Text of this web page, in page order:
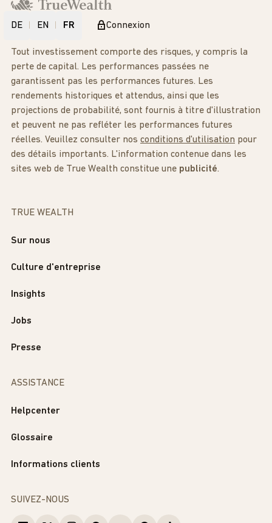
DE EN FR Connexion
Tout investissement comporte des risques, y compris la
perte de capital. Les performances passées ne
garantissent pas les performances futures. Les
rendements historiques et attendus, ainsi que les
projections de probabilité, sont fournis à titre d'illustration
et peuvent ne pas refléter les performances futures
réelles. Veuillez consulter nos conditions d'utilisation pour
des détails importants. L'information contenue dans les
sites web de True Wealth constitue une publicité.
TRUE WEALTH
Sur nous
Culture d'entreprise
Insights
Jobs
Presse
ASSISTANCE
Helpcenter
Glossaire
Informations clients
SUIVEZ-NOUS